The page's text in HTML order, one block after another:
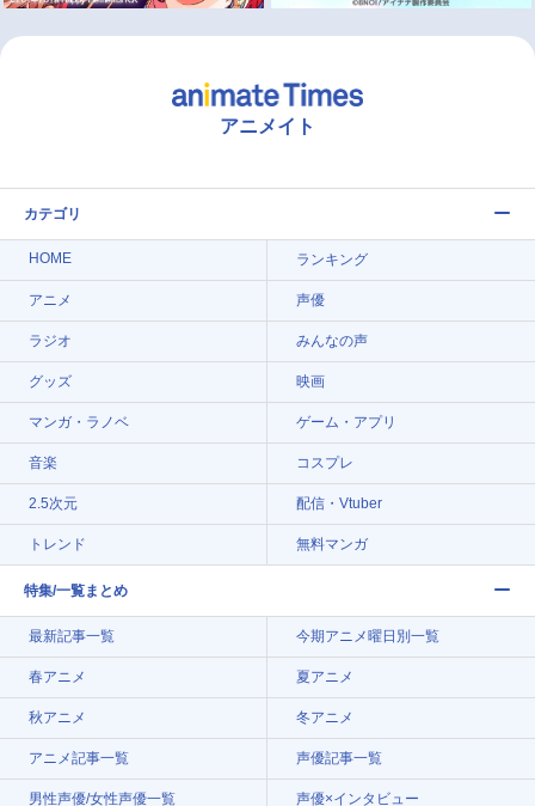
アニメイト
カテゴリ
HOME ランキング
アニメ 声優
ラジオ みんなの声
グッズ 映画
マンガ・ラノベ ゲーム・アプリ
音楽 コスプレ
2.5次元 配信・Vtuber
トレンド 無料マンガ
特集/一覧まとめ
最新記事一覧 今期アニメ曜日別一覧
春アニメ 夏アニメ
秋アニメ 冬アニメ
アニメ記事一覧 声優記事一覧
男性声優/女性声優一覧 声優×インタビュー